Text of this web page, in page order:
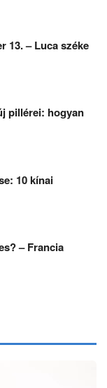
13. – Luca széke
pillérei: hogyan
10 kínai
– Francia